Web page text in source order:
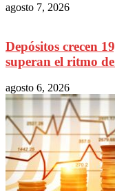
agosto 7, 2026
Depósitos crecen
superan el ritmo
agosto 6, 2026